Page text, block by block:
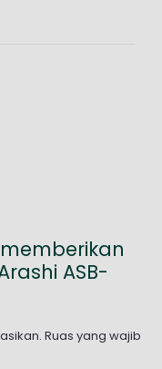
ASB-
Ruas yang wajib